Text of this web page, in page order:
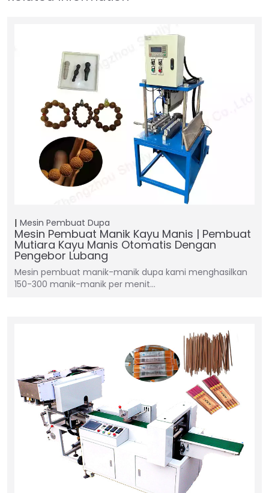
Mesin Pembuat Dupa
Mesin Pembuat Manik Kayu Manis | Pembuat
Mutiara Kayu Manis Otomatis Dengan
Pengebor Lubang
Mesin pembuat manik-manik dupa kami menghasilkan
150-300 manik-manik per menit…